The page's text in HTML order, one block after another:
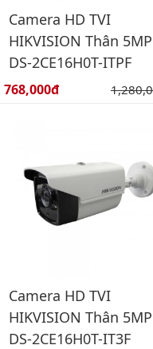
Camera HD TVI
HIKVISION Thân 5MP
DS-2CE16H0T-ITPF
Giá bán:
768,000đ Giá
Camera HD TVI
HIKVISION Thân 5MP
DS-2CE16H0T-IT3F